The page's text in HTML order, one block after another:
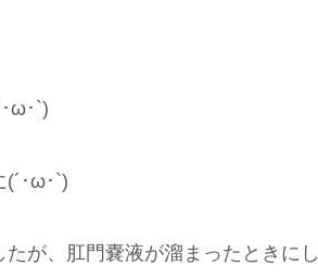
ω･`)
(´･ω･`)
が、肛門嚢液が溜まったときにし